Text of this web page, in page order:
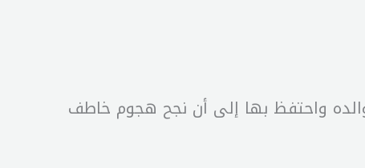
واحتفظ بها إلى أن نجح هجوم خاطف